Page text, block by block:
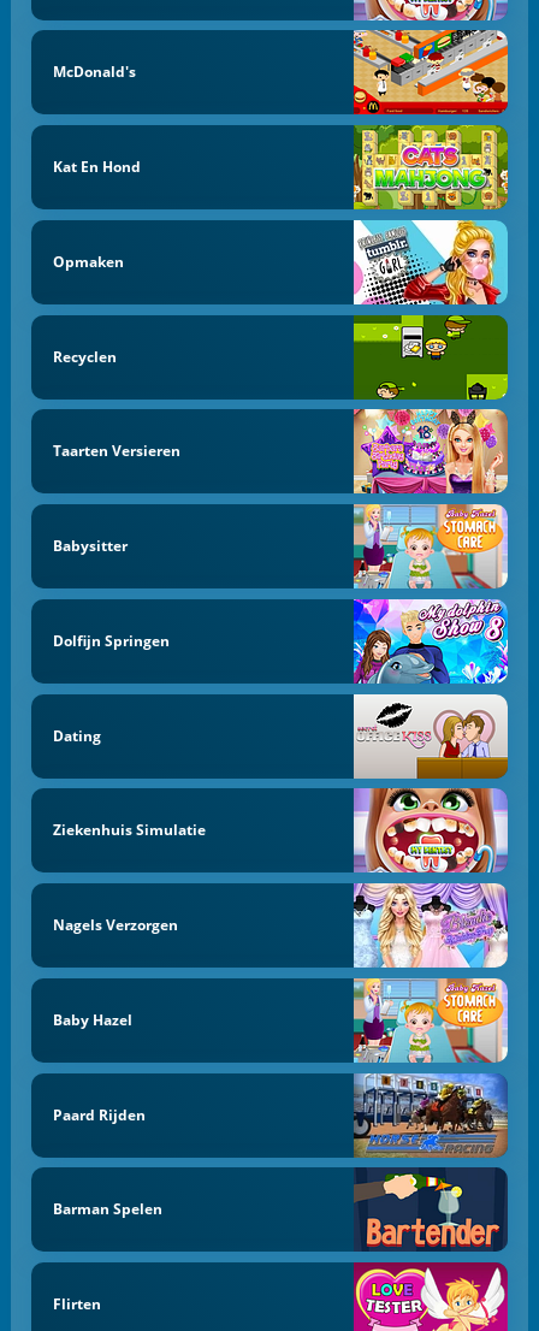
McDonald's
Kat En Hond
Opmaken
Recyclen
Taarten Versieren
Babysitter
Dolfijn Springen
Dating
Ziekenhuis Simulatie
Nagels Verzorgen
Baby Hazel
Paard Rijden
Barman Spelen
Flirten